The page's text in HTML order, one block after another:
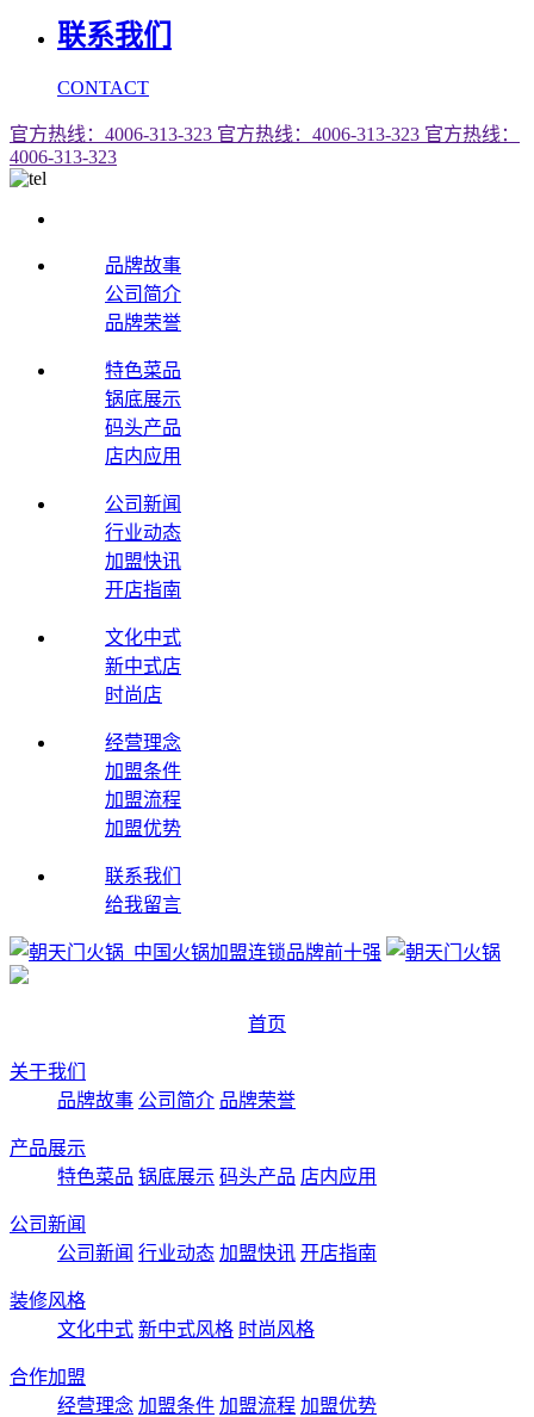
联系我们
CONTACT
官方热线：4006-313-323 官方热线：4006-313-323 官方热线：
4006-313-323
品牌故事
公司简介
品牌荣誉
特色菜品
锅底展示
码头产品
店内应用
公司新闻
行业动态
加盟快讯
开店指南
文化中式
新中式店
时尚店
经营理念
加盟条件
加盟流程
加盟优势
联系我们
给我留言
首页
关于我们
品牌故事 公司简介 品牌荣誉
产品展示
特色菜品 锅底展示 码头产品 店内应用
公司新闻
公司新闻 行业动态 加盟快讯 开店指南
装修风格
文化中式 新中式风格 时尚风格
合作加盟
经营理念 加盟条件 加盟流程 加盟优势